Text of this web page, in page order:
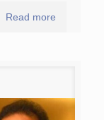
Read more